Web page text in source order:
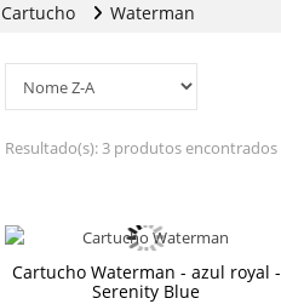
Cartucho Waterman
Resultado(s):3 produtos encontrados
Cartucho Waterman - azul royal -
Serenity Blue